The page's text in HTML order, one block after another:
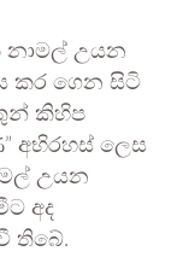
නාමල් උයන
කර ගෙන සිටි
කිහිප
අභිරහස් ලෙස
උයන
අද
තිබේ.